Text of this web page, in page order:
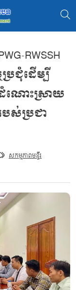
RWSSH
ប្រជុំដើម្បី
ណោះស្រាយ
បស់ប្រជា
សកម្មភាពមន្ទីរ